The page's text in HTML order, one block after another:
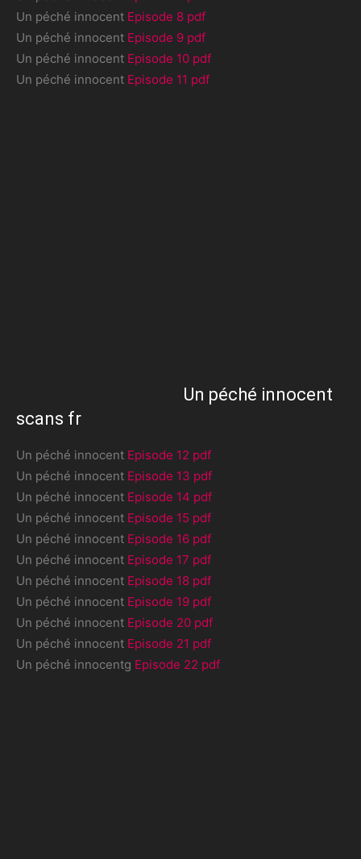
Un péché innocent Episode 8 pdf
Un péché innocent Episode 9 pdf
Un péché innocent Episode 10 pdf
Un péché innocent Episode 11 pdf
Un péché innocent
scans fr
Un péché innocent Episode 12 pdf
Un péché innocent Episode 13 pdf
Un péché innocent Episode 14 pdf
Un péché innocent Episode 15 pdf
Un péché innocent Episode 16 pdf
Un péché innocent Episode 17 pdf
Un péché innocent Episode 18 pdf
Un péché innocent Episode 19 pdf
Un péché innocent Episode 20 pdf
Un péché innocent Episode 21 pdf
Un péché innocentg Episode 22 pdf